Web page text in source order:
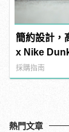
簡約設計，
x Nike
式上陣
採購指南
熱門文章